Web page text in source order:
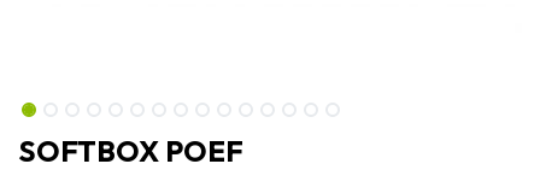
SOFTBOX POEF